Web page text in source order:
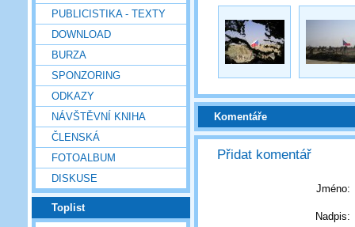
PUBLICISTIKA - TEXTY
DOWNLOAD
BURZA
SPONZORING
ODKAZY
NÁVŠTĚVNÍ KNIHA
ČLENSKÁ
FOTOALBUM
DISKUSE
Toplist
Komentáře
Přidat komentář
Jméno:
Nadpis: